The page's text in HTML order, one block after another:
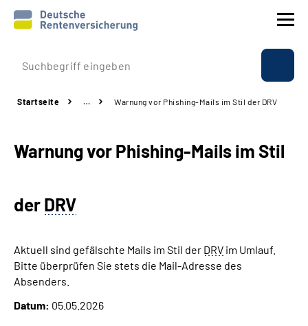
Prävention
Rente
Über uns & Presse
Online-Services
Startseite … Warnung vor Phishing-Mails im Stil der DRV
Warnung vor Phishing-Mails im Stil
derDRV
Aktuell sind gefälschte Mails im Stil der DRV im Umlauf.
Bitte überprüfen Sie stets die Mail-Adresse des
Absenders.
Datum: 05.05.2026